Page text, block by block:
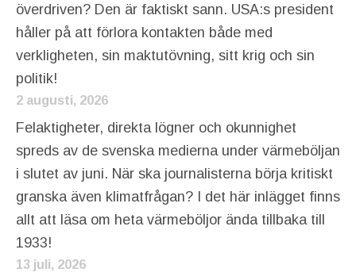
överdriven? Den är faktiskt sann. USA:s president
håller på att förlora kontakten både med
verkligheten, sin maktutövning, sitt krig och sin
politik!
2 augusti, 2026
Felaktigheter, direkta lögner och okunnighet
spreds av de svenska medierna under värmeböljan
i slutet av juni. När ska journalisterna börja kritiskt
granska även klimatfrågan? I det här inlägget finns
allt att läsa om heta värmeböljor ända tillbaka till
1933!
13 juli, 2026